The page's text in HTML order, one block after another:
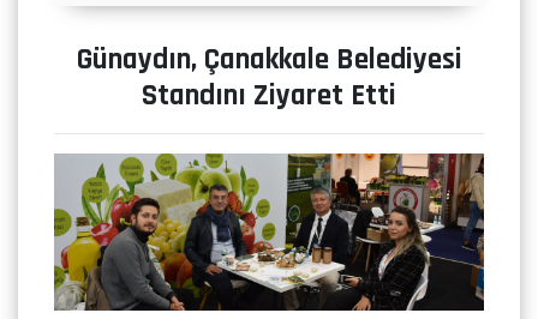
Günaydın, Çanakkale Belediyesi
Standını Ziyaret Etti